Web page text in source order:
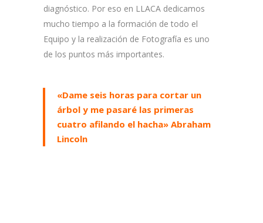
diagnóstico. Por eso en LLACA dedicamos
mucho tiempo a la formación de todo el
Equipo y la realización de Fotografía es uno
de los puntos más importantes.
«Dame seis horas para cortar un
árbol y me pasaré las primeras
cuatro afilando el hacha» Abraham
Lincoln